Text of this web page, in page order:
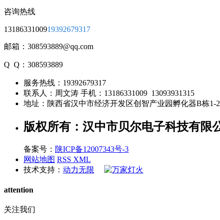
咨询热线
1318633100919392679317
邮箱：308593889@qq.com
Q Q：308593889
服务热线： 19392679317
联系人：周文涛 手机： 13186331009 13093931315
地址：陕西省汉中市经济开发区创智产业园孵化器B栋1-
版权所有：汉中市贝尔电子科技有限
备案号： 陕ICP备12007343号-3
网站地图 RSS XML
技术支持： 动力无限
attention
关注我们